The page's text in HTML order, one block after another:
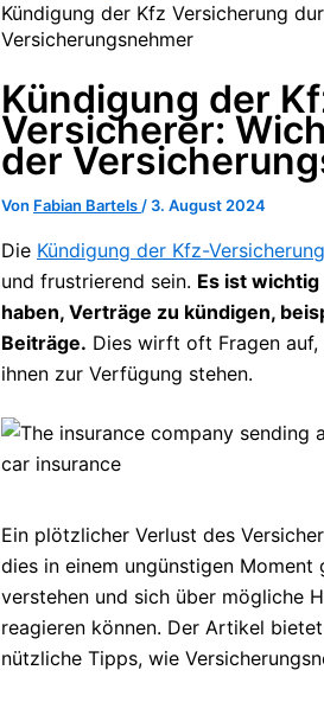
Kündigung der Kfz Versicherung
Versicherungsnehmer
Kündigung der
Versicherer:
der
Von Fabian Bartels / 3. August 2024
Die Kündigung der Kfz-Versicherung
und frustrierend sein. Es ist
haben, Verträge zu kündigen,
Beiträge. Dies wirft oft Fragen auf,
ihnen zur Verfügung stehen.
Ein plötzlicher Verlust des
dies in einem ungünstigen Moment
verstehen und sich über mögliche
reagieren können. Der Artikel
nützliche Tipps, wie